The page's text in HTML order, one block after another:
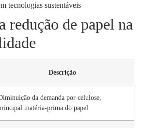
tecnologias sustentáveis
redução de papel na
Descrição
da demanda por celulose,
matéria-prima do papel